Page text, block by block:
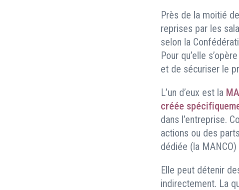
Près de la moitié
reprises par les
selon la
Pour qu’elle
et de sécuriser le
L’un d’eux est la
créée
dans l’entreprise.
actions ou des
dédiée (la
Elle peut détenir
indirectement. La